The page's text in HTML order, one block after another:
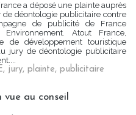
a déposé une plainte auprès
déontologie publicitaire contre
de publicité de France
Environnement. Atout France,
de développement touristique
jury de déontologie publicitaire
, jury, plainte, publicitaire
au conseil